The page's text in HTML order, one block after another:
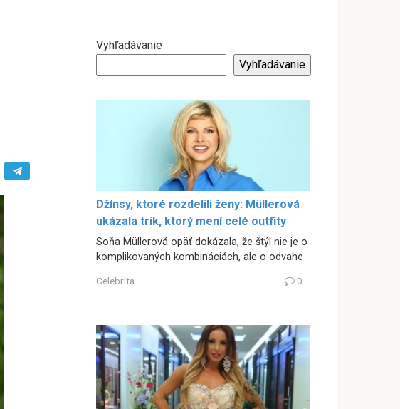
Vyhľadávanie
Vyhľadávanie
Džínsy, ktoré rozdelili ženy: Müllerová
ukázala trik, ktorý mení celé outfity
Soňa Müllerová opäť dokázala, že štýl nie je o
komplikovaných kombináciách, ale o odvahe
Celebrita 0